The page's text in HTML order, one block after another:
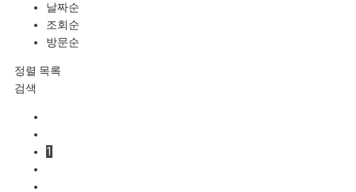
날짜순
조회순
방문순
정렬 목록
검색
1